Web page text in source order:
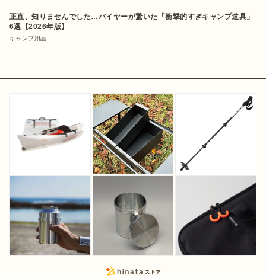
正直、知りませんでした…バイヤーが驚いた「衝撃的すぎキャンプ道具」
6選【2026年版】
キャンプ用品